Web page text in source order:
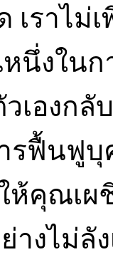
เราไ
หนึ่งใ
เองก
รฟื้นฟูบุ
ห้คุณเ
างไม่ลั